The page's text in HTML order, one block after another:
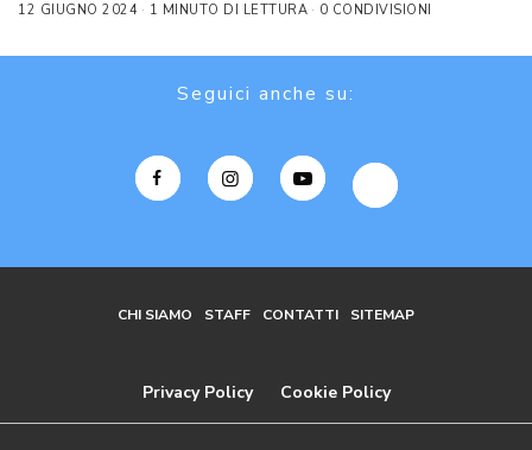
12 GIUGNO 2024 1 MINUTO DI LETTURA 0 CONDIVISIONI
Seguici anche su:
CHI SIAMO STAFF CONTATTI SITEMAP
Privacy Policy Cookie Policy